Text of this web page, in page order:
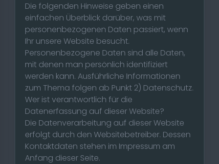
Die folgenden Hinweise geben einen
einfachen Überblick darüber, was mit
personenbezogenen Daten passiert, wenn
Ihr unsere Website besucht.
Personenbezogene Daten sind alle Daten,
mit denen man persönlich identifiziert
werden kann. Ausführliche Informationen
zum Thema folgen ab Punkt 2) Datenschutz.
Wer ist verantwortlich für die
Datenerfassung auf dieser Website?
Die Datenverarbeitung auf dieser Website
erfolgt durch den Websitebetreiber. Dessen
Kontaktdaten stehen im Impressum am
Anfang dieser Seite.